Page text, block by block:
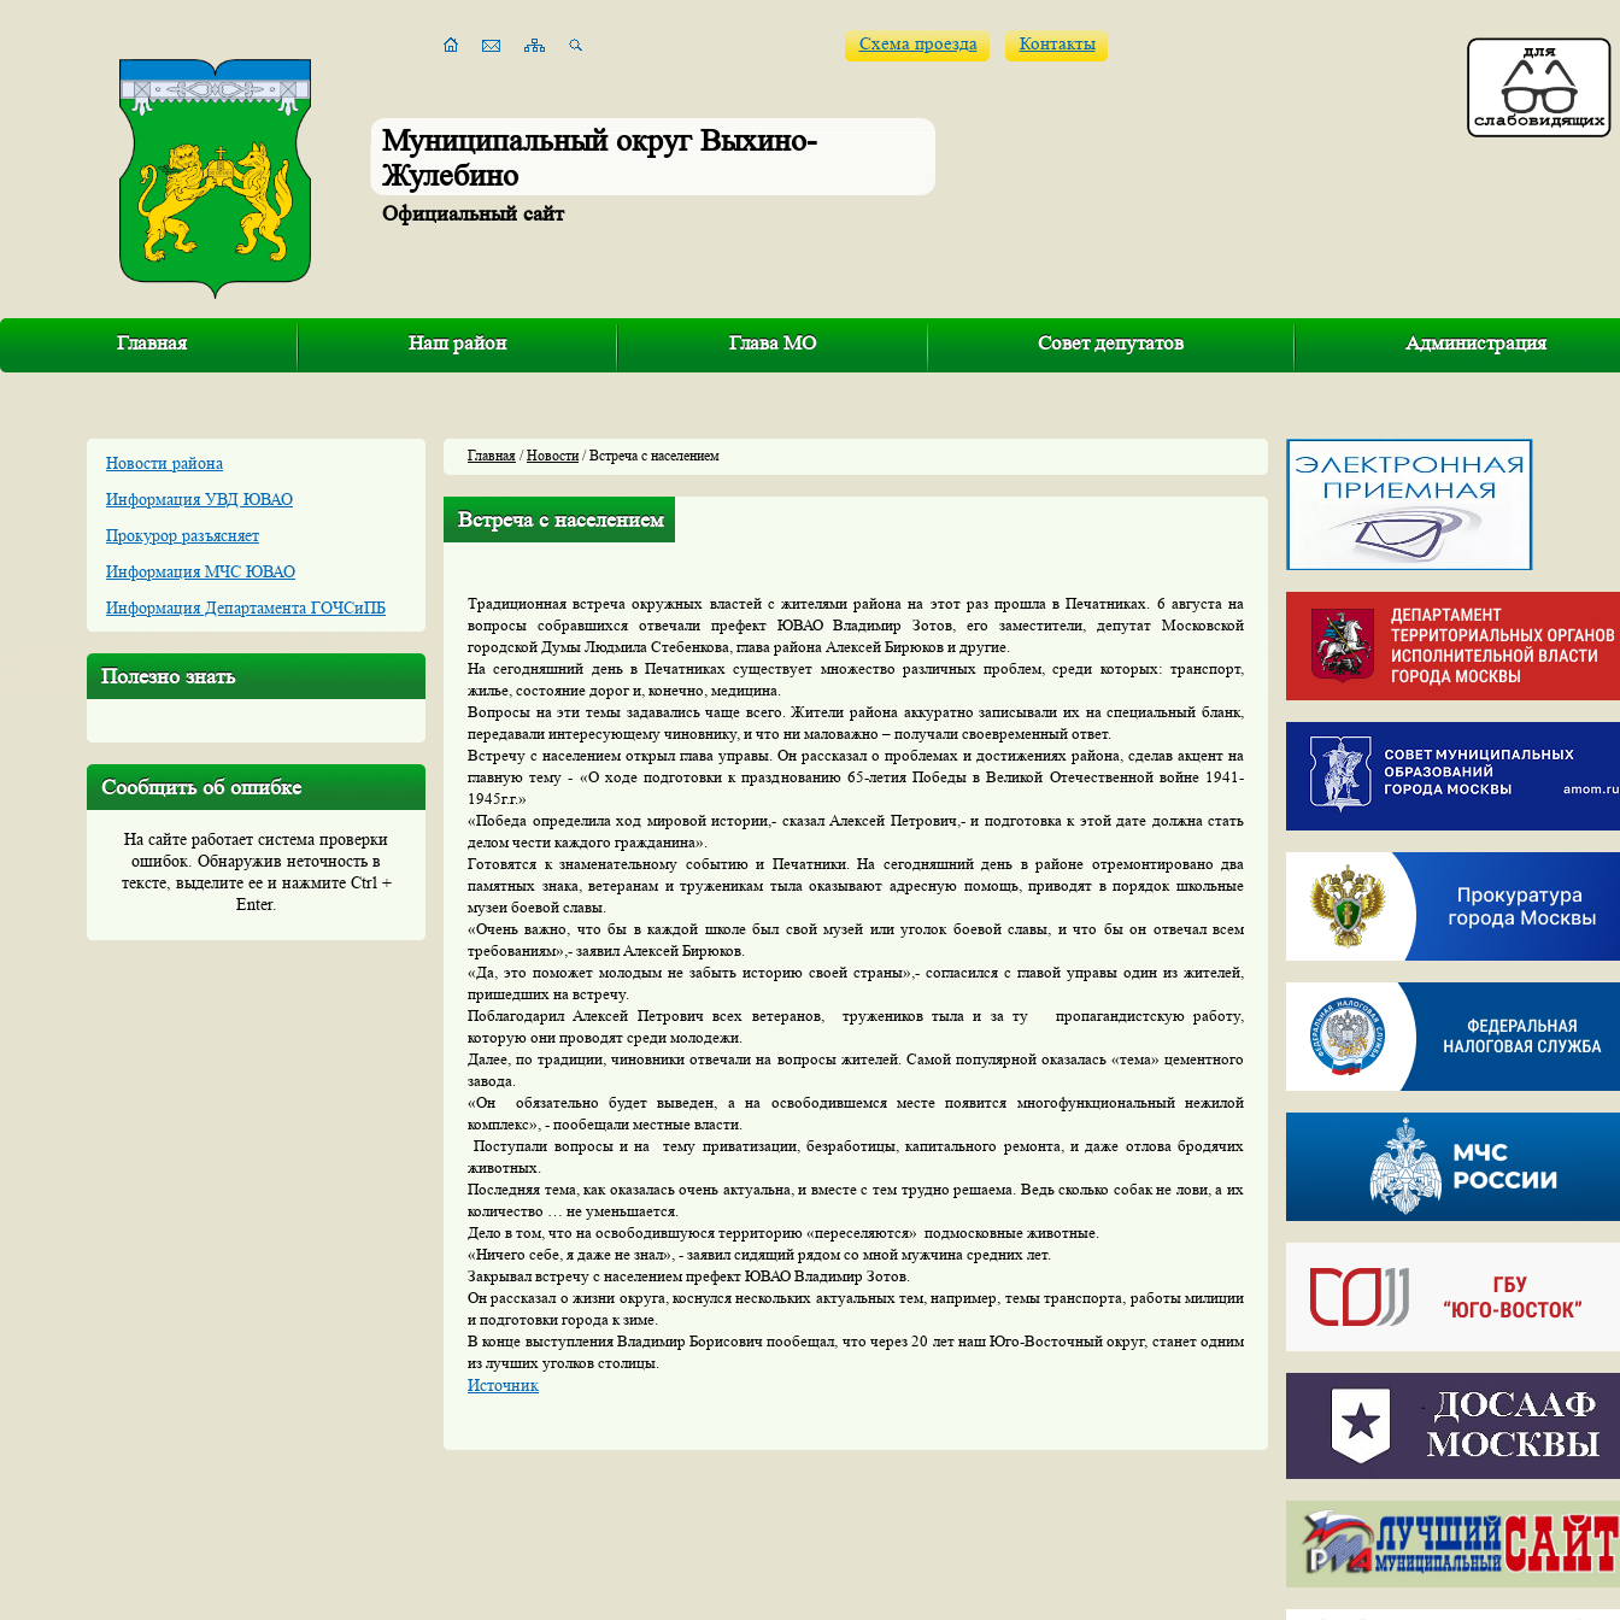
Муниципальный округ Выхино-
Жулебино
Официальный сайт
Схема проезда Контакты
Главная Наш район Глава МО Совет депутатов Администрация
Новости района
Информация УВД ЮВАО
Прокурор разъясняет
Информация МЧС ЮВАО
Информация Департамента ГОЧСиПБ
Полезно знать
Сообщить об ошибке
На сайте работает система проверки
ошибок. Обнаружив неточность в
тексте, выделите ее и нажмите Ctrl +
Enter.
Главная /Новости/ Встреча с населением
Встреча с населением
Традиционная встреча окружных властей с жителями района на этот раз прошла в Печатниках. 6 августа на
вопросы собравшихся отвечали префект ЮВАО Владимир Зотов, его заместители, депутат Московской
городской Думы Людмила Стебенкова, глава района Алексей Бирюков и другие.
На сегодняшний день в Печатниках существует множество различных проблем, среди которых: транспорт,
жилье, состояние дорог и, конечно, медицина.
Вопросы на эти темы задавались чаще всего. Жители района аккуратно записывали их на специальный бланк,
передавали интересующему чиновнику, и что ни маловажно – получали своевременный ответ.
Встречу с населением открыл глава управы. Он рассказал о проблемах и достижениях района, сделав акцент на
главную тему - «О ходе подготовки к празднованию 65-летия Победы в Великой Отечественной войне 1941-
1945г.г.»
«Победа определила ход мировой истории,- сказал Алексей Петрович,- и подготовка к этой дате должна стать
делом чести каждого гражданина».
Готовятся к знаменательному событию и Печатники. На сегодняшний день в районе отремонтировано два
памятных знака, ветеранам и труженикам тыла оказывают адресную помощь, приводят в порядок школьные
музеи боевой славы.
«Очень важно, что бы в каждой школе был свой музей или уголок боевой славы, и что бы он отвечал всем
требованиям»,- заявил Алексей Бирюков.
«Да, это поможет молодым не забыть историю своей страны»,- согласился с главой управы один из жителей,
пришедших на встречу.
Поблагодарил Алексей Петрович всех ветеранов, тружеников тыла и за ту пропагандистскую работу,
которую они проводят среди молодежи.
Далее, по традиции, чиновники отвечали на вопросы жителей. Самой популярной оказалась «тема» цементного
завода.
«Он обязательно будет выведен, а на освободившемся месте появится многофункциональный нежилой
комплекс», - пообещали местные власти.
Поступали вопросы и на тему приватизации, безработицы, капитального ремонта, и даже отлова бродячих
животных.
Последняя тема, как оказалась очень актуальна, и вместе с тем трудно решаема. Ведь сколько собак не лови, а их
количество … не уменьшается.
Дело в том, что на освободившуюся территорию «переселяются» подмосковные животные.
«Ничего себе, я даже не знал», - заявил сидящий рядом со мной мужчина средних лет.
Закрывал встречу с населением префект ЮВАО Владимир Зотов.
Он рассказал о жизни округа, коснулся нескольких актуальных тем, например, темы транспорта, работы милиции
и подготовки города к зиме.
В конце выступления Владимир Борисович пообещал, что через 20 лет наш Юго-Восточный округ, станет одним
из лучших уголков столицы.
Источник